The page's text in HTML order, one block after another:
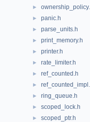
►
► panic.h
► parse_units.h
► print_memory.h
► printer.h
► rate_limiter.h
► ref_counted.h
►
► ring_queue.h
► scoped_lock.h
► scoped_ptr.h